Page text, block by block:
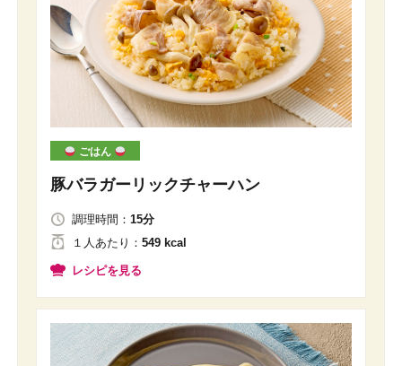
ごはん
豚バラガーリックチャーハン
調理時間： 15分
１人 あたり ： 549 kcal
レシピを見る